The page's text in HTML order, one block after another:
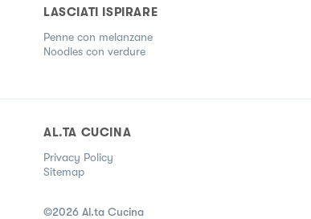
LASCIATI ISPIRARE
Penne con melanzane
Noodles con verdure
AL.TA CUCINA
Privacy Policy
Sitemap
©2026 Al.ta Cucina